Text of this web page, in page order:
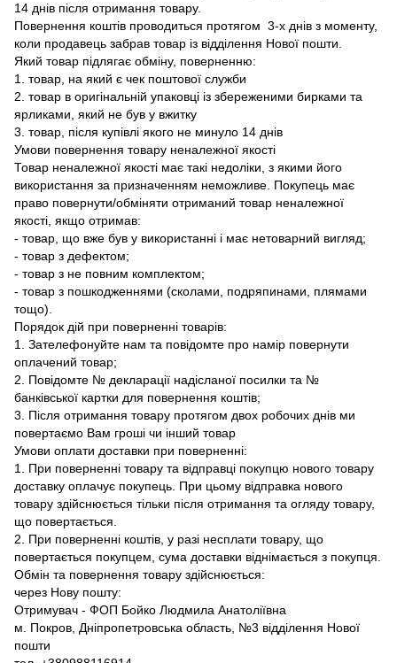
14 днів після отримання товару.
Повернення коштів проводиться протягом 3-х днів з моменту,
коли продавець забрав товар із відділення Нової пошти.
Який товар підлягає обміну, поверненню:
1. товар, на який є чек поштової служби
2. товар в оригінальній упаковці із збереженими бирками та
ярликами, який не був у вжитку
3. товар, після купівлі якого не минуло 14 днів
Умови повернення товару неналежної якості
Товар неналежної якості має такі недоліки, з якими його
використання за призначенням неможливе. Покупець має
право повернути/обміняти отриманий товар неналежної
якості, якщо отримав:
- товар, що вже був у використанні і має нетоварний вигляд;
- товар з дефектом;
- товар з не повним комплектом;
- товар з пошкодженнями (сколами, подряпинами, плямами
тощо).
Порядок дій при поверненні товарів:
1. Зателефонуйте нам та повідомте про намір повернути
оплачений товар;
2. Повідомте № декларації надісланої посилки та №
банківської картки для повернення коштів;
3. Після отримання товару протягом двох робочих днів ми
повертаємо Вам гроші чи інший товар
Умови оплати доставки при поверненні:
1. При поверненні товару та відправці покупцю нового товару
доставку оплачує покупець. При цьому відправка нового
товару здійснюється тільки після отримання та огляду товару,
що повертається.
2. При поверненні коштів, у разі несплати товару, що
повертається покупцем, сума доставки віднімається з покупця.
Обмін та повернення товару здійснюється:
через Нову пошту:
Отримувач - ФОП Бойко Людмила Анатоліївна
м. Покров, Дніпропетровська область, №3 відділення Нової
пошти